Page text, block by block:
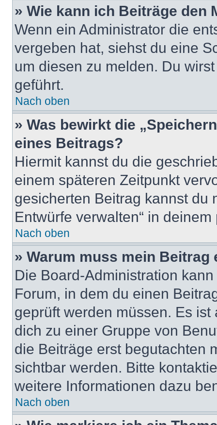
» Wie kann ich Beiträge den
Wenn ein Administrator die
vergeben hat, siehst du eine
um diesen zu melden. Du
geführt.
Nach oben
» Was bewirkt die
eines Beitrags?
Hiermit kannst du die
einem späteren Zeitpunkt
gesicherten Beitrag kannst du
Entwürfe verwalten“ in
Nach oben
» Warum muss mein
Die Board-Administration
Forum, in dem du einen
geprüft werden müssen. Es
dich zu einer Gruppe von
die Beiträge erst begutachten
sichtbar werden. Bitte
weitere Informationen dazu
Nach oben